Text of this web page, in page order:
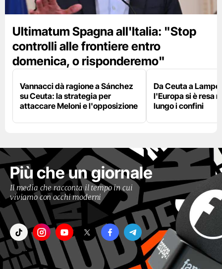
Ultimatum Spagna all'Italia: "Stop
controlli alle frontiere entro
domenica, o risponderemo"
Vannacci dà ragione a Sánchez
su Ceuta: la strategia per
attaccare Meloni e l'opposizione
Da Ceuta a
l'Europa si è resa
lungo i confini
Più che un giornale
Il media che racconta il tempo in cui
viviamo con occhi moderni